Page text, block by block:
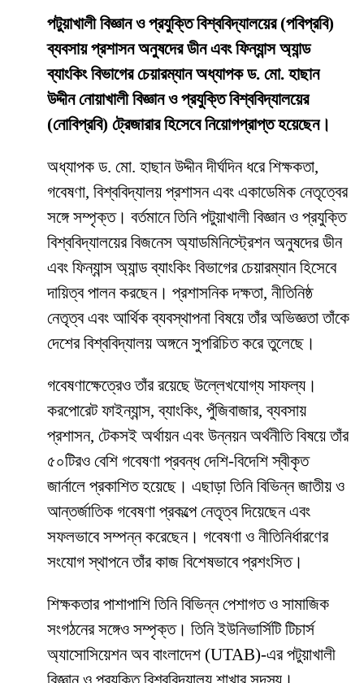
পটুয়াখালী বিজ্ঞান ও প্রযুক্তি বিশ্ববিদ্যালয়ের (পবিপ্রবি)
ব্যবসায় প্রশাসন অনুষদের ডীন এবং ফিন্যান্স অ্যান্ড
ব্যাংকিং বিভাগের চেয়ারম্যান অধ্যাপক ড. মো. হাছান
উদ্দীন নোয়াখালী বিজ্ঞান ও প্রযুক্তি বিশ্ববিদ্যালয়ের
(নোবিপ্রবি) ট্রেজারার হিসেবে নিয়োগপ্রাপ্ত হয়েছেন।
অধ্যাপক ড. মো. হাছান উদ্দীন দীর্ঘদিন ধরে শিক্ষকতা,
গবেষণা, বিশ্ববিদ্যালয় প্রশাসন এবং একাডেমিক নেতৃত্বের
সঙ্গে সম্পৃক্ত। বর্তমানে তিনি পটুয়াখালী বিজ্ঞান ও প্রযুক্তি
বিশ্ববিদ্যালয়ের বিজনেস অ্যাডমিনিস্ট্রেশন অনুষদের ডীন
এবং ফিন্যান্স অ্যান্ড ব্যাংকিং বিভাগের চেয়ারম্যান হিসেবে
দায়িত্ব পালন করছেন। প্রশাসনিক দক্ষতা, নীতিনিষ্ঠ
নেতৃত্ব এবং আর্থিক ব্যবস্থাপনা বিষয়ে তাঁর অভিজ্ঞতা তাঁকে
দেশের বিশ্ববিদ্যালয় অঙ্গনে সুপরিচিত করে তুলেছে।
গবেষণাক্ষেত্রেও তাঁর রয়েছে উল্লেখযোগ্য সাফল্য।
করপোরেট ফাইন্যান্স, ব্যাংকিং, পুঁজিবাজার, ব্যবসায়
প্রশাসন, টেকসই অর্থায়ন এবং উন্নয়ন অর্থনীতি বিষয়ে তাঁর
৫০টিরও বেশি গবেষণা প্রবন্ধ দেশি-বিদেশি স্বীকৃত
জার্নালে প্রকাশিত হয়েছে। এছাড়া তিনি বিভিন্ন জাতীয় ও
আন্তর্জাতিক গবেষণা প্রকল্পে নেতৃত্ব দিয়েছেন এবং
সফলভাবে সম্পন্ন করেছেন। গবেষণা ও নীতিনির্ধারণের
সংযোগ স্থাপনে তাঁর কাজ বিশেষভাবে প্রশংসিত।
শিক্ষকতার পাশাপাশি তিনি বিভিন্ন পেশাগত ও সামাজিক
সংগঠনের সঙ্গেও সম্পৃক্ত। তিনি ইউনিভার্সিটি টিচার্স
অ্যাসোসিয়েশন অব বাংলাদেশ (UTAB)-এর পটুয়াখালী